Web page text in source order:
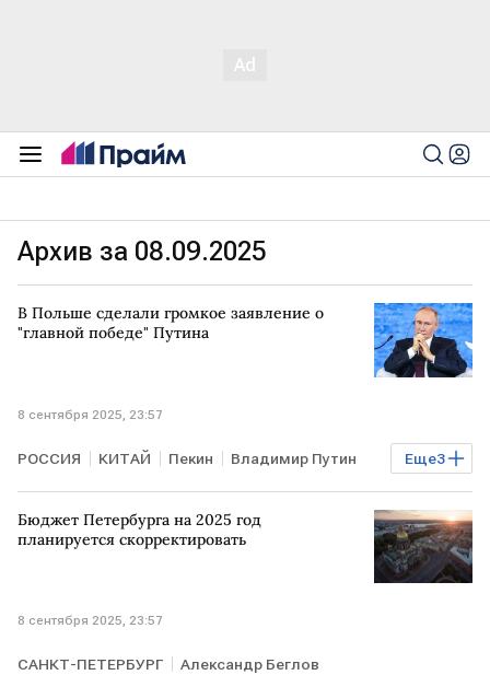
Архив за 08.09.2025
В Польше сделали громкое заявление о
"главной победе" Путина
8 сентября 2025, 23:57
Еще3
РОССИЯ КИТАЙ Пекин Владимир Путин
Дональд Трамп Си Цзиньпин ШОС
Бюджет Петербурга на 2025 год
планируется скорректировать
8 сентября 2025, 23:57
САНКТ-ПЕТЕРБУРГ Александр Беглов